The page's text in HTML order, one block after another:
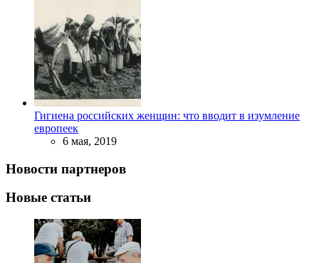
Гигиена российских женщин: что вводит в изумление
европеек
6 мая, 2019
Новости партнеров
Новые статьи